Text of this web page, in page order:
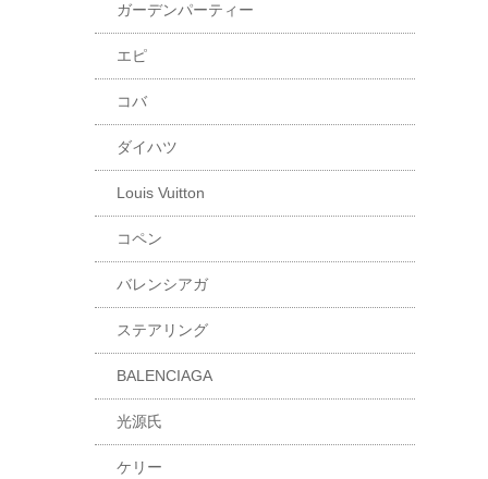
ガーデンパーティー
エピ
コバ
ダイハツ
Louis Vuitton
コペン
バレンシアガ
ステアリング
BALENCIAGA
光源氏
ケリー